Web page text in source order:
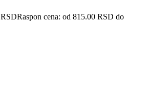
RSDRaspon cena: od 815.00 RSD do